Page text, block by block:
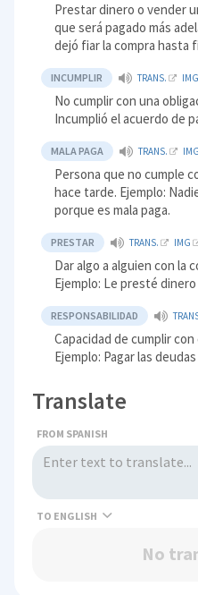
Prestar dinero o vender
que será pagado más
dejó fiar la compra hasta
INCUMPLIR TRANS. IMG
No cumplir con una
Incumplió el acuerdo de
MALA PAGA TRANS. IMG
Persona que no cumple
hace tarde. Ejemplo:
porque es mala paga.
PRESTAR TRANS. IMG
Dar algo a alguien con la
Ejemplo: Le presté dinero
RESPONSABILIDAD
Capacidad de cumplir
Ejemplo: Pagar las
Translate
FROM SPANISH
TO
No